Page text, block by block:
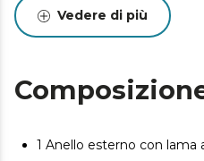
Vedere di più
1 Anello esterno con lama